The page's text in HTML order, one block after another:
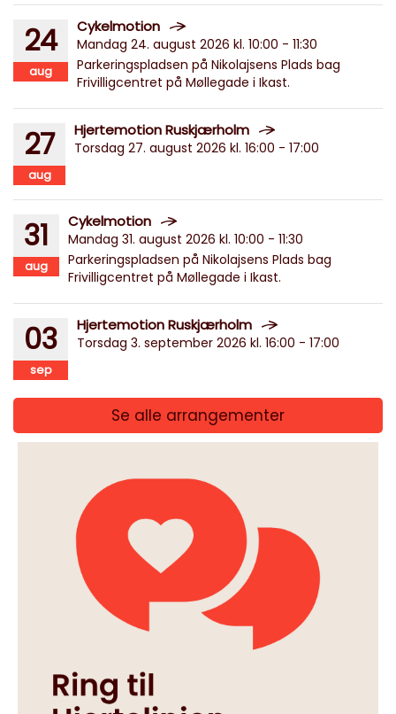
24
aug
Cykelmotion
Mandag 24. august 2026 kl. 10:00 - 11:30
Parkeringspladsen på Nikolajsens Plads bag
Frivilligcentret på Møllegade i Ikast.
27
aug
Hjertemotion Ruskjærholm
Torsdag 27. august 2026 kl. 16:00 - 17:00
31
aug
Cykelmotion
Mandag 31. august 2026 kl. 10:00 - 11:30
Parkeringspladsen på Nikolajsens Plads bag
Frivilligcentret på Møllegade i Ikast.
03
sep
Hjertemotion Ruskjærholm
Torsdag 3. september 2026 kl. 16:00 - 17:00
Se alle arrangementer